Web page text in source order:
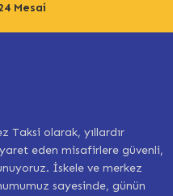
Mesai
Taksi olarak, yıllardır
eden misafirlere güvenli,
İskele ve merkez
sayesinde, günün